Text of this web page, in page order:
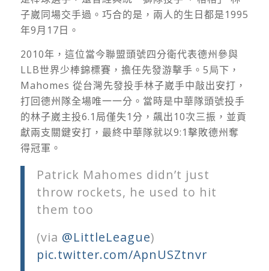
子崴同場交手過。巧合的是，兩人的生日都是1995
年9月17日。
2010年，這位當今聯盟頭號四分衛代表德州參與
LLB世界少棒錦標賽，擔任先發游擊手。 5局下，
Mahomes 從台灣先發投手林子崴手中敲出安打，
打回德州隊全場唯一一分。當時是中華隊頭號投手
的林子崴主投6.1 局僅失1分，飆出10次三振，並貢
獻兩支關鍵安打，最終中華隊就以9:1擊敗德州奪
得冠軍。
Patrick Mahomes didn’t just
throw rockets, he used to hit
them too
(via @LittleLeague)
pic.twitter.com/ApnUSZtnvr